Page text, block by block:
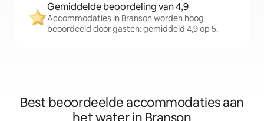
Gemiddelde beoordeling van 4,9
Accommodaties in Branson worden hoog
beoordeeld door gasten: gemiddeld 4,9 op 5.
Best beoordeelde accommodaties aan